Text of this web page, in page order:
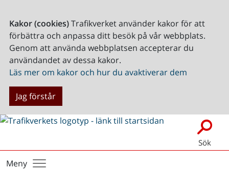
Kakor (cookies)Trafikverket använder kakor för att
förbättra och anpassa ditt besök på vår webbplats.
Genom att använda webbplatsen accepterar du
användandet av dessa kakor.
Läs mer om kakor och hur du avaktiverar dem
Jag förstår
Sök
Meny